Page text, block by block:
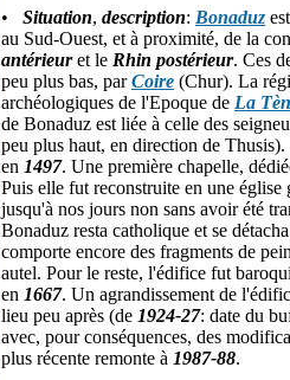
• Situation, description: Bonaduz
au Sud-Ouest, et à proximité, de la
antérieuret le Rhin postérieur. Ces
peu plus bas, parCoire (Chur). La
archéologiques de l'Epoque de La
de Bonaduz est liée à celle des
peu plus haut, en direction de
en 1497. Une première chapelle,
Puis elle fut reconstruite en une
jusqu'à nos jours non sans avoir été
Bonaduz resta catholique et se
comporte encore des fragments de
autel. Pour le reste, l'édifice fut
en 1667. Un agrandissement de
lieu peu après (de 1924-27: date du
avec, pour conséquences, des
plus récente remonte à 1987-88.